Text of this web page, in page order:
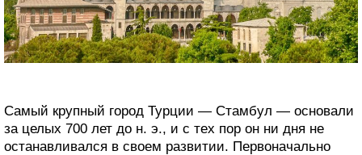
Самый крупный город Турции — Стамбул — основали
за целых 700 лет до н. э., и с тех пор он ни дня не
останавливался в своем развитии. Первоначально